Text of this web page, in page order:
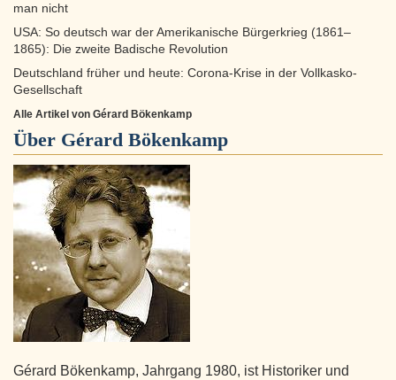
man nicht
USA: So deutsch war der Amerikanische Bürgerkrieg (1861–
1865): Die zweite Badische Revolution
Deutschland früher und heute: Corona-Krise in der Vollkasko-
Gesellschaft
Alle Artikel von Gérard Bökenkamp
Über Gérard Bökenkamp
Gérard Bökenkamp, Jahrgang 1980, ist Historiker und